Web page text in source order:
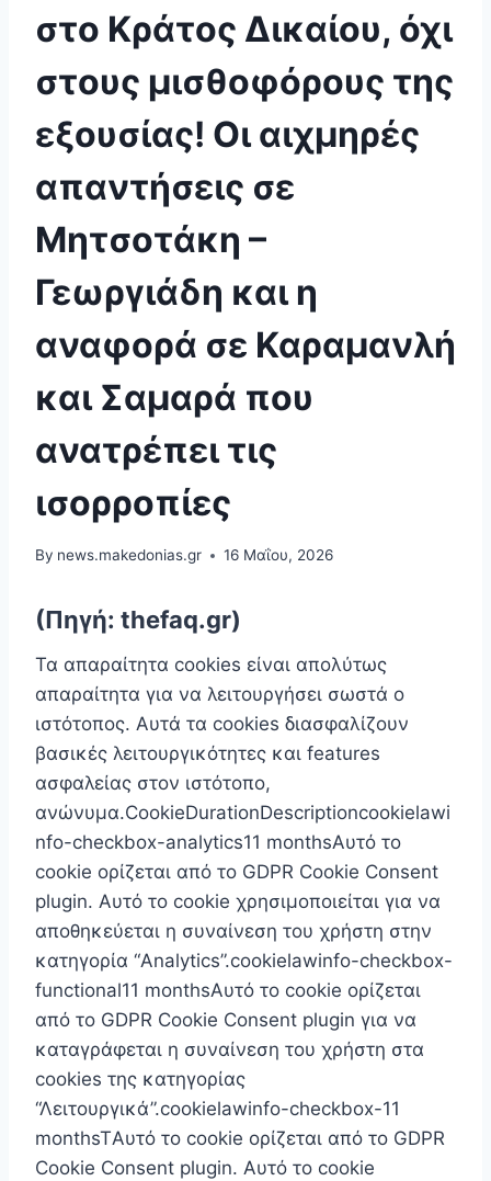
στο Κράτος Δικαίου, όχι
στους μισθοφόρους της
εξουσίας! Οι αιχμηρές
απαντήσεις σε
Μητσοτάκη –
Γεωργιάδη και η
αναφορά σε Καραμανλή
και Σαμαρά που
ανατρέπει τις
ισορροπίες
By news.makedonias.gr 16 Μαΐου, 2026
(Πηγή: thefaq.gr)
Τα απαραίτητα cookies είναι απoλύτως
απαραίτητα για να λειτουργήσει σωστά ο
ιστότοπος. Αυτά τα cookies διασφαλίζουν
βασικές λειτουργικότητες και features
ασφαλείας στον ιστότοπο,
ανώνυμα.CookieDurationDescriptioncookielawi
nfo-checkbox-analytics11 monthsΑυτό το
cookie ορίζεται από το GDPR Cookie Consent
plugin. Αυτό το cookie χρησιμοποιείται για να
αποθηκεύεται η συναίνεση του χρήστη στην
κατηγορία “Analytics”.cookielawinfo-checkbox-
functional11 monthsΑυτό το cookie ορίζεται
από το GDPR Cookie Consent plugin για να
καταγράφεται η συναίνεση του χρήστη στα
cookies της κατηγορίας
“Λειτουργικά”.cookielawinfo-checkbox-11
monthsTΑυτό το cookie ορίζεται από το GDPR
Cookie Consent plugin. Αυτό το cookie